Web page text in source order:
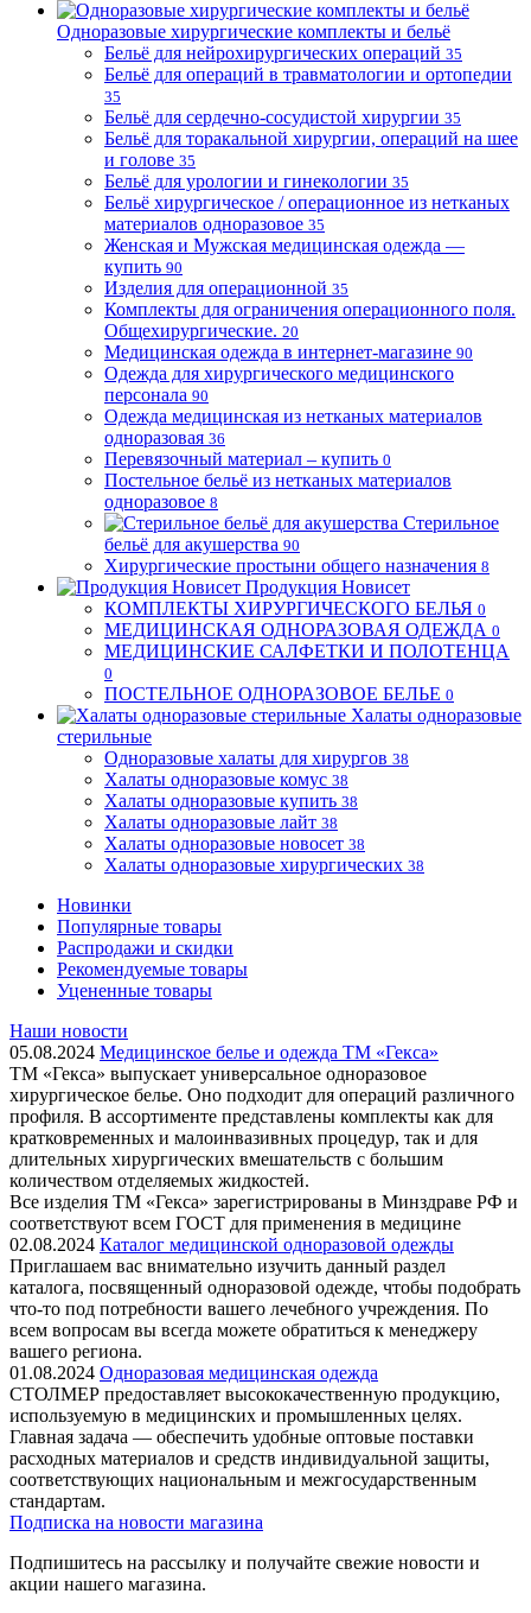
Одноразовые хирургические комплекты и бельё
Бельё для нейрохирургических операций 35
Бельё для операций в травматологии и ортопедии
35
Бельё для сердечно-сосудистой хирургии 35
Бельё для торакальной хирургии, операций на шее
и голове 35
Бельё для урологии и гинекологии 35
Бельё хирургическое / операционное из нетканых
материалов одноразовое 35
Женская и Мужская медицинская одежда —
купить 90
Изделия для операционной 35
Комплекты для ограничения операционного поля.
Общехирургические. 20
Медицинская одежда в интернет-магазине 90
Одежда для хирургического медицинского
персонала 90
Одежда медицинская из нетканых материалов
одноразовая 36
Перевязочный материал – купить 0
Постельное бельё из нетканых материалов
одноразовое 8
Стерильное
бельё для акушерства 90
Хирургические простыни общего назначения 8
Продукция Новисет
КОМПЛЕКТЫ ХИРУРГИЧЕСКОГО БЕЛЬЯ 0
МЕДИЦИНСКАЯ ОДНОРАЗОВАЯ ОДЕЖДА 0
МЕДИЦИНСКИЕ САЛФЕТКИ И ПОЛОТЕНЦА
0
ПОСТЕЛЬНОЕ ОДНОРАЗОВОЕ БЕЛЬЕ 0
Халаты одноразовые
стерильные
Одноразовые халаты для хирургов 38
Халаты одноразовые комус 38
Халаты одноразовые купить 38
Халаты одноразовые лайт 38
Халаты одноразовые новосет 38
Халаты одноразовые хирургических 38
Новинки
Популярные товары
Распродажи и скидки
Рекомендуемые товары
Уцененные товары
Наши новости
05.08.2024 Медицинское белье и одежда ТМ «Гекса»
ТМ «Гекса» выпускает универсальное одноразовое
хирургическое белье. Оно подходит для операций различного
профиля. В ассортименте представлены комплекты как для
кратковременных и малоинвазивных процедур, так и для
длительных хирургических вмешательств с большим
количеством отделяемых жидкостей.
Все изделия ТМ «Гекса» зарегистрированы в Минздраве РФ и
соответствуют всем ГОСТ для применения в медицине
02.08.2024 Каталог медицинской одноразовой одежды
Приглашаем вас внимательно изучить данный раздел
каталога, посвященный одноразовой одежде, чтобы подобрать
что-то под потребности вашего лечебного учреждения. По
всем вопросам вы всегда можете обратиться к менеджеру
вашего региона.
01.08.2024 Одноразовая медицинская одежда
СТОЛМЕР предоставляет высококачественную продукцию,
используемую в медицинских и промышленных целях.
Главная задача — обеспечить удобные оптовые поставки
расходных материалов и средств индивидуальной защиты,
соответствующих национальным и межгосударственным
стандартам.
Подписка на новости магазина
Подпишитесь на рассылку и получайте свежие новости и
акции нашего магазина.